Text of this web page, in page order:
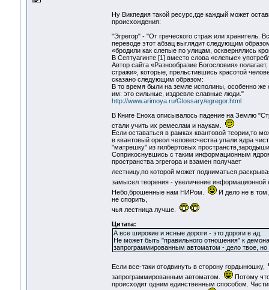
Ну Викпедия такой ресурс,где каждый может
происхождения:
"Эгрегор" - "От греческого страж или хранитель.
переводе этот абзац выглядит следующим
«бродили как слепые по улицам, осквернялись
В Септуагинте [1] вместо слова «слепые»
Автор сайта «Разнообразие Богословия»
стражи», которые, прельстившись красотой
сказано следующим образом:
В то время были на земле исполины, особенно же
им: это сильные, издревле славные люди."
http://www.arimoya.ru/Glossary/egregor.html
В Книге Еноха описывалось падение на Землю
стали учить их ремеслам и наукам.
Если оставаться в рамках квантовой теории,то
в квантовый ореол человесчества упали ядра
"матрешку" из гилбертовых
Соприкоснувшись с таким информационным
пространства эгрегора и взамен получает
лестницу,по которой может
замысел творения - увеличение
Небо,брошенные нам НИРом.
И дело не в
не спорить,
чья лестница лучше.
Цитата:
А все широкие и ясные дороги - это дороги в ад.
Не может быть "правильного отношения" к
запрограммированным автоматом - дело твое, но
Если все-таки отодвинуть в сторону гордынюшку,
запрограммированным автоматом.
Потому
происходит одним единственным способом.